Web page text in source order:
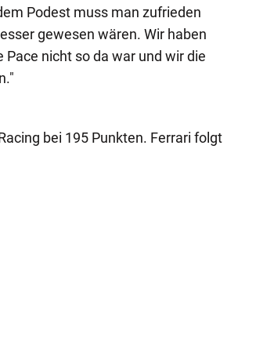
Podest muss man zufrieden
gewesen wären. Wir haben
nicht so da war und wir die
bei 195 Punkten. Ferrari folgt